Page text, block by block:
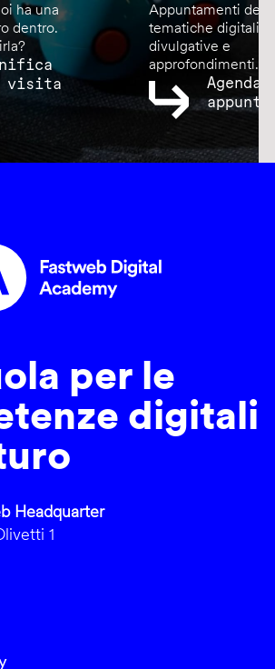
ha una
dentro.
visita
Appuntamenti
tematiche digitali,
divulgative e
approfondimenti.
Agenda
per le
digitali
Headquarter
1